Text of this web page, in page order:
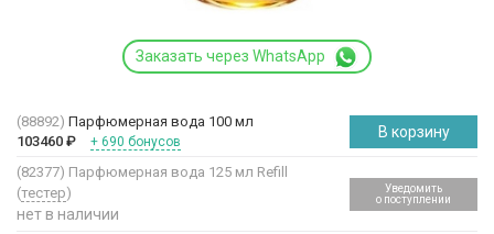
Заказать через WhatsApp
(88892) Парфюмерная вода 100 мл
103460 ₽ + 690 бонусов
В корзину
(82377) Парфюмерная вода 125 мл Refill
(тестер)
нет в наличии
Уведомить
о поступлении